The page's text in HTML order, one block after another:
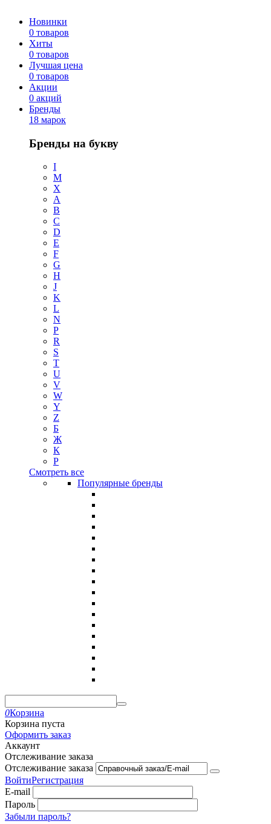
Новинки
0 товаров
Хиты
0 товаров
Лучшая цена
0 товаров
Акции
0 акций
Бренды
18 марок
Бренды на букву
I
M
X
A
B
C
D
E
F
G
H
J
K
L
N
P
R
S
T
U
V
W
Y
Z
Б
Ж
К
Р
Смотреть все
Популярные бренды
0Корзина
Корзина пуста
Оформить заказ
Аккаунт
Отслеживание заказа
Отслеживание заказа
ВойтиРегистрация
E-mail
Пароль
Забыли пароль?